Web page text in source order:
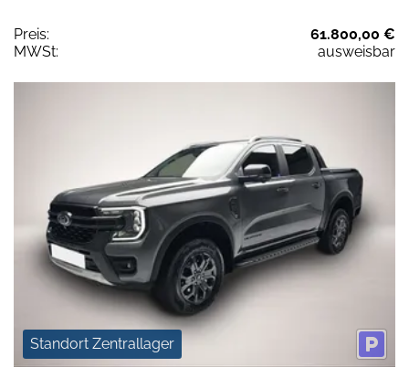
Preis:
61.800,00 €
MWSt:
ausweisbar
Standort Zentrallager